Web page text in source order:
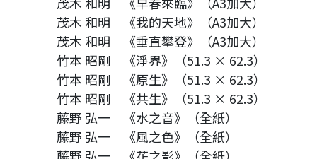
茂木 和明 《我的天地》（A3加大）
茂木 和明 《垂直攀登》（A3加大）
竹本 昭剛 《淨界》（51.3 × 62.3）
竹本 昭剛 《原生》（51.3 × 62.3）
竹本 昭剛 《共生》（51.3 × 62.3）
藤野 弘一 《水之音》（全紙）
藤野 弘一 《風之色》（全紙）